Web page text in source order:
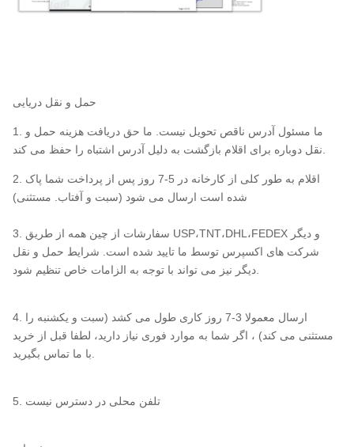
حمل و نقل دریایی
1. ما مسئول آدرس ناقص تحویل نیست. ما حق دریافت هزینه حمل و
2. اقلام به طور کلی از کارخانه در 5-7 روز پس از پرداخت شما پاک
شده است ارسال می شود (سبت و آفتاب. مستثنی)
3. سفارشات از چین همه از طریق USP،TNT،DHL،FEDEX و دیگر
شرکت های اکسپرس توسط ما تایید شده است. شرایط حمل و نقل
4. ارسال معمولا 3-7 روز کاری طول می کشد (سبت و یکشنبه را
مستثنی می کند) ، اگر شما به موارد فوری نیاز دارید، لطفا قبل از خرید
5. تلفن محلی در دسترس نیست